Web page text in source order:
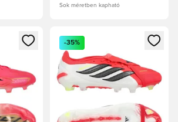
Sok méretben kapható
a bejelentkezéshez vagy a tagként
Megnyit egy modált a
-35%